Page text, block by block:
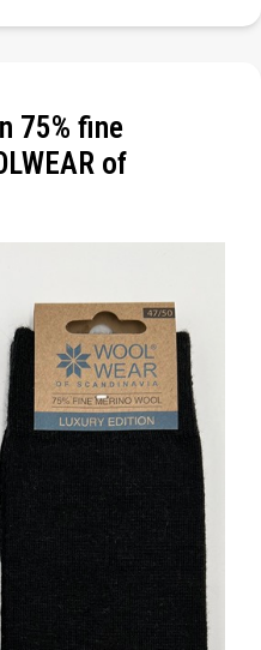
75% fine
of